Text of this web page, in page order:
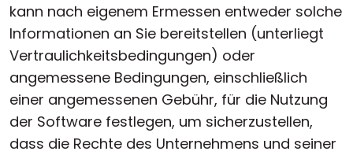
kann nach eigenem Ermessen entweder solche
Informationen an Sie bereitstellen (unterliegt
Vertraulichkeitsbedingungen) oder
angemessene Bedingungen, einschließlich
einer angemessenen Gebühr, für die Nutzung
der Software festlegen, um sicherzustellen,
dass die Rechte des Unternehmens und seiner